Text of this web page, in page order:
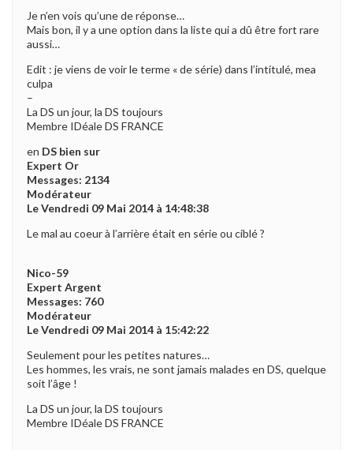
Je n’en vois qu’une de réponse…
Mais bon, il y a une option dans la liste qui a dû être fort rare
aussi…
Edit : je viens de voir le terme « de série) dans l’intitulé, mea
culpa
–
La DS un jour, la DS toujours
Membre IDéale DS FRANCE
en DS bien sur
Expert Or
Messages: 2134
Modérateur
Le Vendredi 09 Mai 2014 à 14:48:38
Le mal au coeur à l’arrière était en série ou ciblé ?
Nico-59
Expert Argent
Messages: 760
Modérateur
Le Vendredi 09 Mai 2014 à 15:42:22
Seulement pour les petites natures…
Les hommes, les vrais, ne sont jamais malades en DS, quelque
soit l’âge !
La DS un jour, la DS toujours
Membre IDéale DS FRANCE